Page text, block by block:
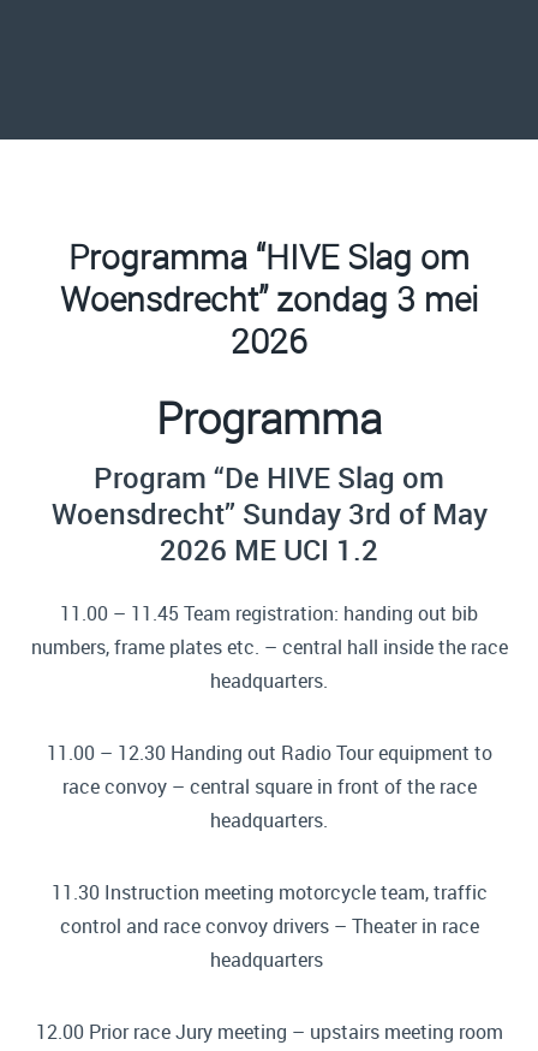
Programma “HIVE Slag om
Woensdrecht” zondag 3 mei
2026
Programma
Program “De HIVE Slag om
Woensdrecht” Sunday 3rd of May
2026 ME UCI 1.2
11.00 – 11.45 Team registration: handing out bib
numbers, frame plates etc. – central hall inside the race
headquarters.
11.00 – 12.30 Handing out Radio Tour equipment to
race convoy – central square in front of the race
headquarters.
11.30 Instruction meeting motorcycle team, traffic
control and race convoy drivers – Theater in race
headquarters
12.00 Prior race Jury meeting – upstairs meeting room